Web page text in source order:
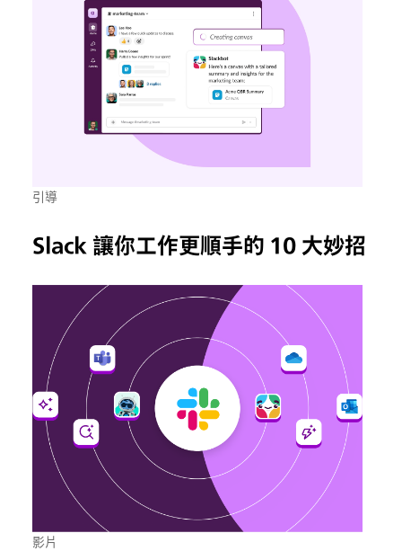
引導
Slack 讓你工作更順手的 10 大妙招
影片